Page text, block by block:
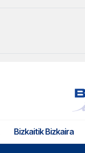
Bizkaitik Bizkaira